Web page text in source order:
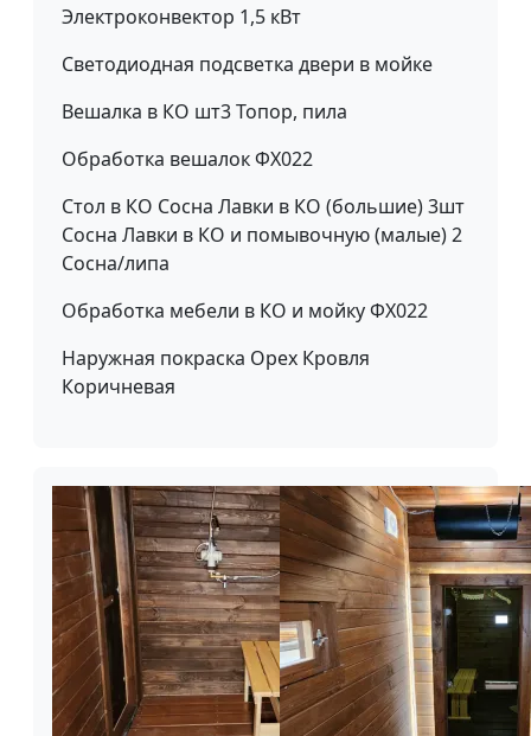
Электроконвектор 1,5 кВт
Светодиодная подсветка двери в мойке
Вешалка в КО шт3 Топор, пила
Обработка вешалок ФХ022
Стол в КО Сосна Лавки в КО (большие) 3шт
Сосна Лавки в КО и помывочную (малые) 2
Сосна/липа
Обработка мебели в КО и мойку ФХ022
Наружная покраска Орех Кровля
Коричневая